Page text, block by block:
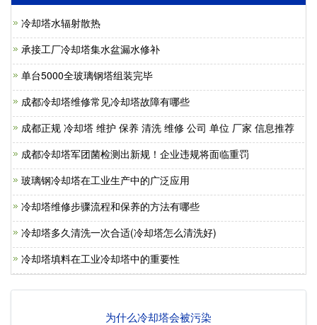
冷却塔水辐射散热
承接工厂冷却塔集水盆漏水修补
单台5000全玻璃钢塔组装完毕
成都冷却塔维修常见冷却塔故障有哪些
成都正规 冷却塔 维护 保养 清洗 维修 公司 单位 厂家 信息推荐
成都冷却塔军团菌检测出新规！企业违规将面临重罚
玻璃钢冷却塔在工业生产中的广泛应用
冷却塔维修步骤流程和保养的方法有哪些
冷却塔多久清洗一次合适(冷却塔怎么清洗好)
冷却塔填料在工业冷却塔中的重要性
为什么冷却塔会被污染